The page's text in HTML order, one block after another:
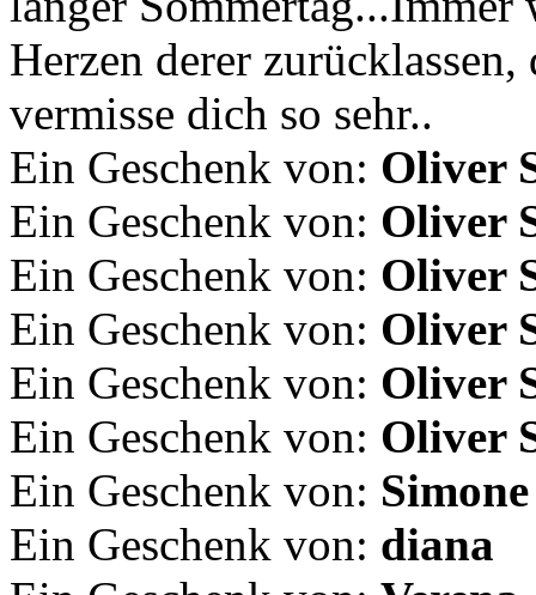
Herzen derer
vermisse dich so sehr..
Ein Geschenk von: Oliver
Ein Geschenk von: Oliver
Ein Geschenk von: Oliver
Ein Geschenk von: Oliver
Ein Geschenk von: Oliver
Ein Geschenk von: Oliver
Ein Geschenk von: Simone
Ein Geschenk von: diana